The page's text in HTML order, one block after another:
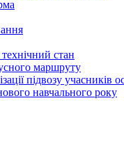
стан
маршруту
підвозу учасників
навчального року